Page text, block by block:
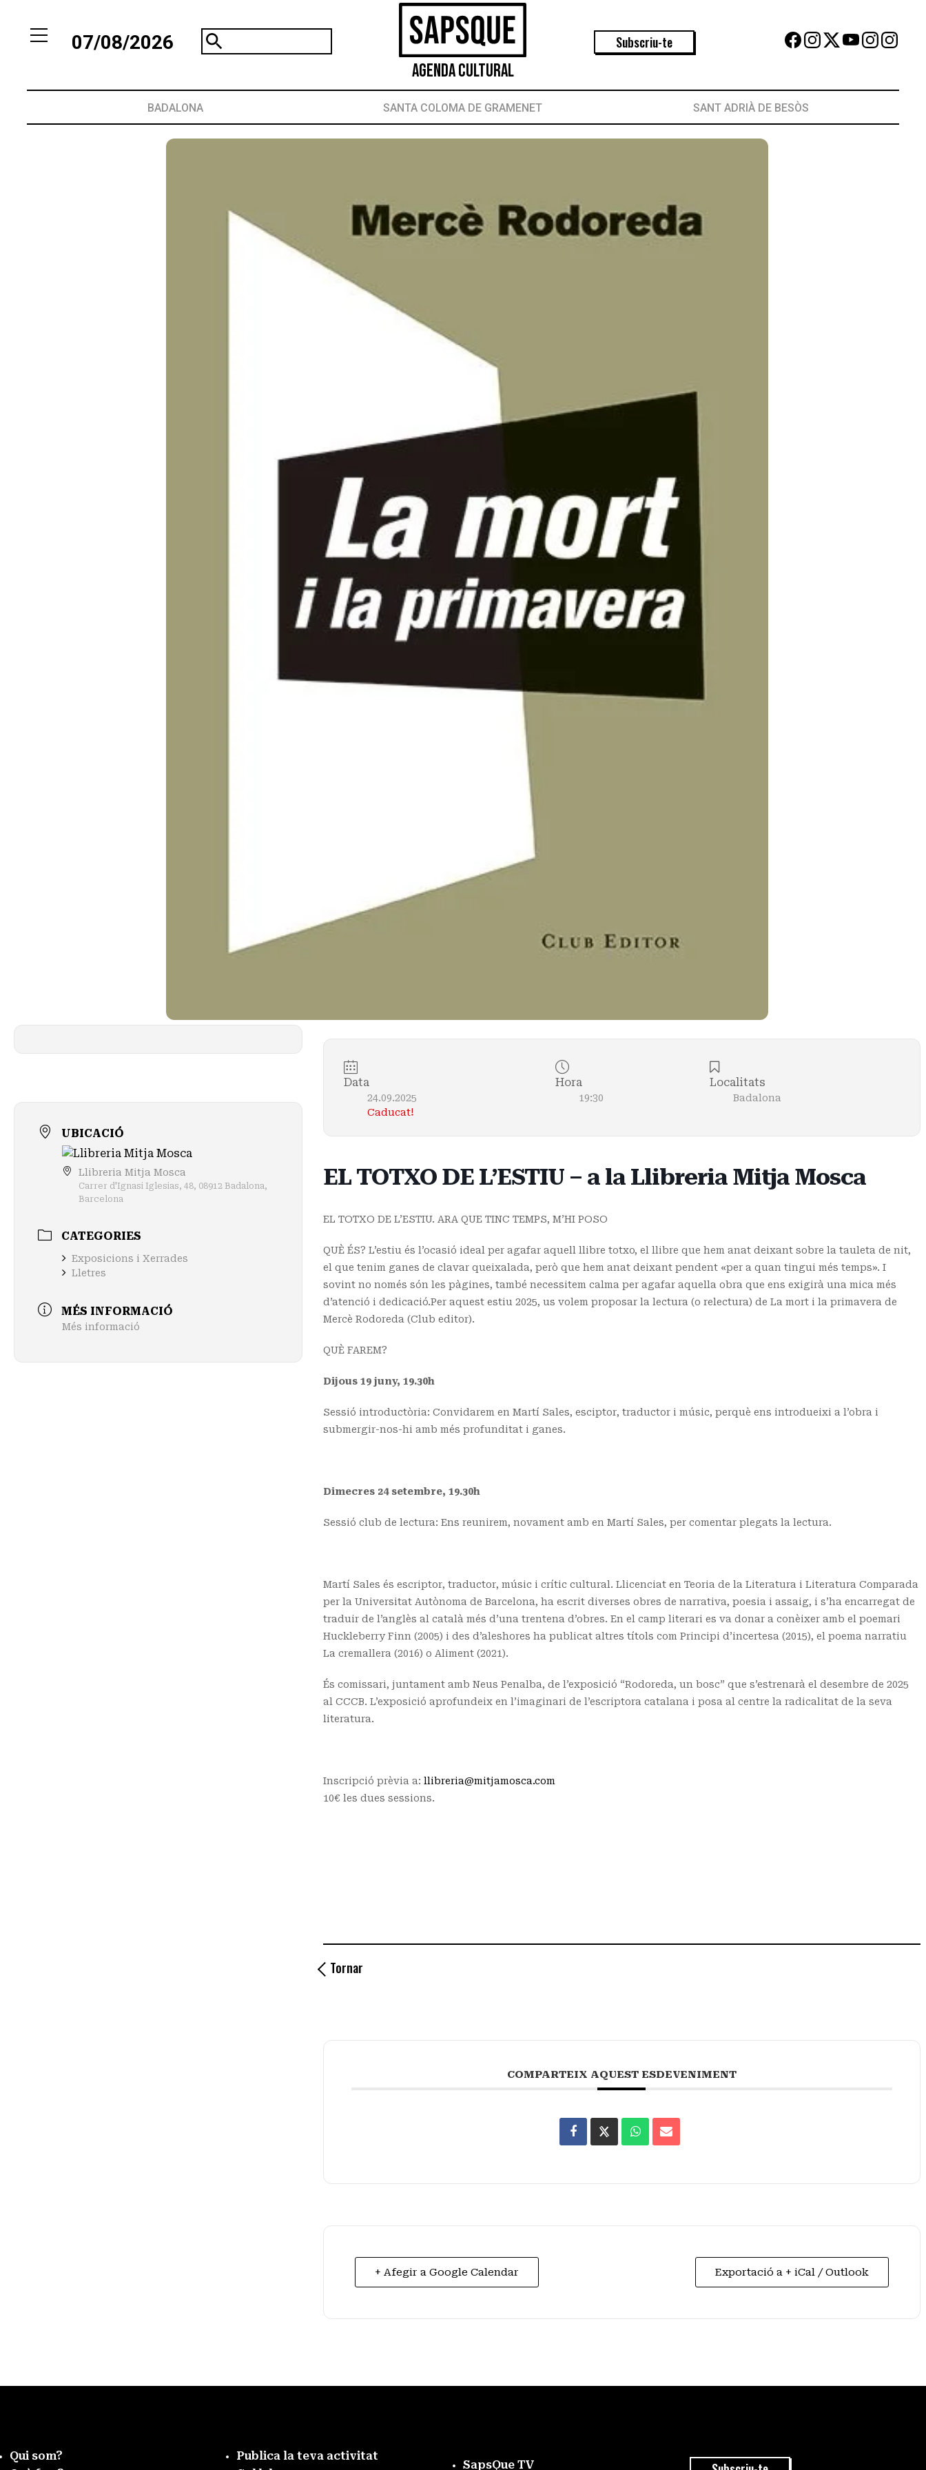
07/08/2026
Agenda Cultural
Subscriu-te
BADALONA SANTA COLOMA DE GRAMENET SANT ADRIÀ DE BESÒS
UBICACIÓ
Llibreria Mitja Mosca
Carrer d'Ignasi Iglesias, 48, 08912 Badalona,
Barcelona
CATEGORIES
Exposicions i Xerrades
Lletres
MÉS INFORMACIÓ
Més informació
Data
24.09.2025
Caducat!
Hora
19:30
Localitats
Badalona
EL TOTXO DE L’ESTIU – a la Llibreria Mitja Mosca
EL TOTXO DE L’ESTIU. ARA QUE TINC TEMPS, M’HI POSO
QUÈ ÉS? L’estiu és l’ocasió ideal per agafar aquell llibre totxo, el llibre que hem anat deixant sobre la tauleta de nit,
el que tenim ganes de clavar queixalada, però que hem anat deixant pendent «per a quan tingui més temps». I
sovint no només són les pàgines, també necessitem calma per agafar aquella obra que ens exigirà una mica més
d’atenció i dedicació.Per aquest estiu 2025, us volem proposar la lectura (o relectura) de La mort i la primavera de
Mercè Rodoreda (Club editor).
QUÈ FAREM?
Dijous 19 juny, 19.30h
Sessió introductòria: Convidarem en Martí Sales, esciptor, traductor i músic, perquè ens introdueixi a l’obra i
submergir-nos-hi amb més profunditat i ganes.
Dimecres 24 setembre, 19.30h
Sessió club de lectura: Ens reunirem, novament amb en Martí Sales, per comentar plegats la lectura.
Martí Sales és escriptor, traductor, músic i crític cultural. Llicenciat en Teoria de la Literatura i Literatura Comparada
per la Universitat Autònoma de Barcelona, ha escrit diverses obres de narrativa, poesia i assaig, i s’ha encarregat de
traduir de l’anglès al català més d’una trentena d’obres. En el camp literari es va donar a conèixer amb el poemari
Huckleberry Finn (2005) i des d’aleshores ha publicat altres títols com Principi d’incertesa (2015), el poema narratiu
La cremallera (2016) o Aliment (2021).
És comissari, juntament amb Neus Penalba, de l’exposició “Rodoreda, un bosc” que s’estrenarà el desembre de 2025
al CCCB. L’exposició aprofundeix en l’imaginari de l’escriptora catalana i posa al centre la radicalitat de la seva
literatura.
Inscripció prèvia a: llibreria@mitjamosca.com
10€ les dues sessions.
Tornar
COMPARTEIX AQUEST ESDEVENIMENT
+ Afegir a Google Calendar Exportació a + iCal / Outlook
Qui som?
Publica la teva activitat
SapsQue TV